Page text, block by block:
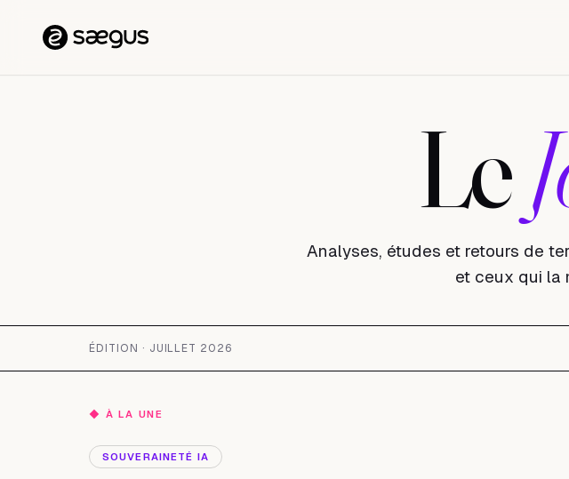
LeJ
Analyses, études et retours de
et ceux qui la
ÉDITION · JUILLET 2026
◆ À LA UNE
SOUVERAINETÉ IA